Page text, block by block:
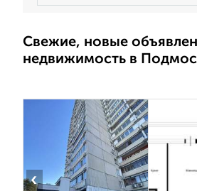
Свежие, новые
недвижимость в
‹